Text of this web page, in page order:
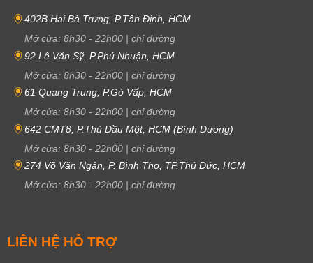
402B Hai Bà Trưng, P.Tân Định, HCM
Mở cửa: 8h30 - 22h00 | chỉ đường
92 Lê Văn Sỹ, P.Phú Nhuận, HCM
Mở cửa: 8h30 - 22h00 | chỉ đường
61 Quang Trung, P.Gò Vấp, HCM
Mở cửa: 8h30 - 22h00 | chỉ đường
642 CMT8, P.Thủ Dầu Một, HCM (Bình Dương)
Mở cửa: 8h30 - 22h00 | chỉ đường
274 Võ Văn Ngân, P. Bình Thọ, TP.Thủ Đức, HCM
Mở cửa: 8h30 - 22h00 | chỉ đường
LIÊN HỆ HỖ TRỢ